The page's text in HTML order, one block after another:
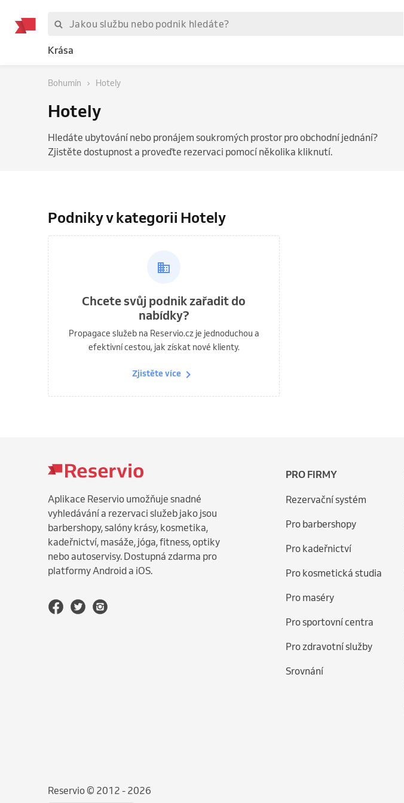
Krása
Bohumín Hotely
Hotely
Hledáte ubytování nebo pronájem soukromých prostor pro obchodní jednání?
Zjistěte dostupnost a proveďte rezervaci pomocí několika kliknutí.
Podniky v kategorii Hotely
Chcete svůj podnik zařadit do
nabídky?
Propagace služeb na Reservio.cz je jednoduchou a
efektivní cestou, jak získat nové klienty.
Zjistěte více
Aplikace Reservio umožňuje snadné
vyhledávání a rezervaci služeb jako jsou
barbershopy, salóny krásy, kosmetika,
kadeřnictví, masáže, jóga, fitness, optiky
nebo autoservisy. Dostupná zdarma pro
platformy Android a iOS.
PRO FIRMY
Rezervační systém
Pro barbershopy
Pro kadeřnictví
Pro kosmetická studia
Pro maséry
Pro sportovní centra
Pro zdravotní služby
Srovnání
Reservio © 2012 - 2026